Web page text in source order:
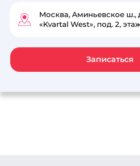
Москва, Аминьевское
«Kvartal West», под. 2,
Записаться